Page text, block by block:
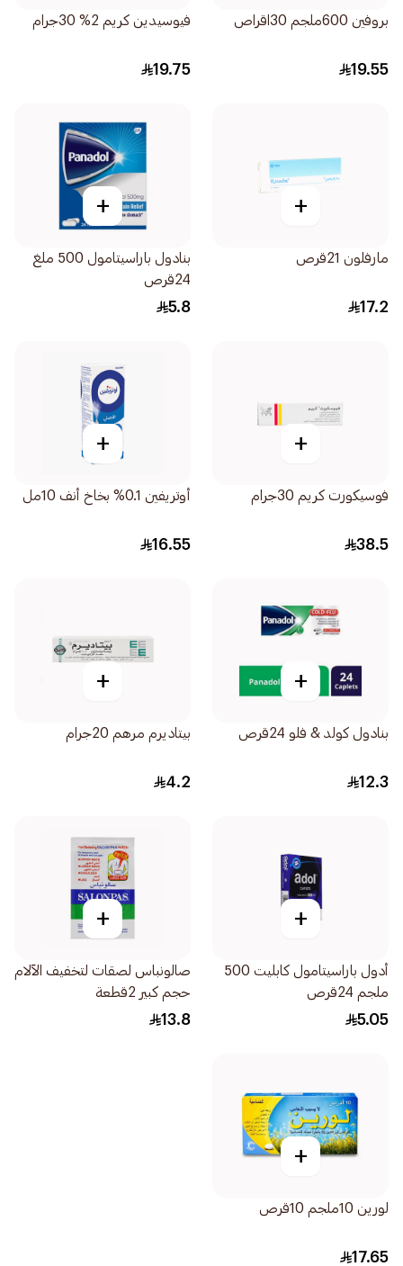
بروفين 600ملجم 30اقراص
19.55
فيوسيدين كريم 2% 30جرام
19.75
+
مارفلون 21قرص
17.2
+
بنادول باراسيتامول 500 ملغ
24قرص
5.8
+
فوسيكورت كريم 30جرام
38.5
+
أوتريفين 0.1% بخاخ أنف 10مل
16.55
+
بنادول كولد & فلو 24قرص
12.3
+
بيتاديرم مرهم 20جرام
4.2
+
أدول باراسيتامول كابليت 500
ملجم 24قرص
5.05
+
صالونباس لصقات لتخفيف الآلام
حجم كبير 2قطعة
13.8
+
لورين 10ملجم 10قرص
17.65